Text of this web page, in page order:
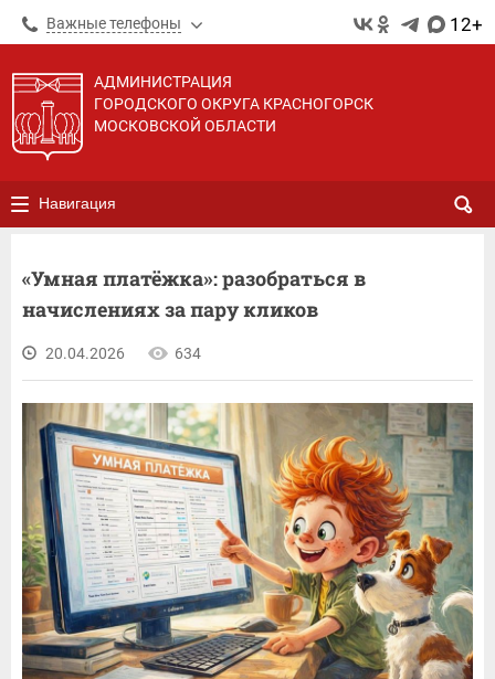
Важные телефоны 12+
АДМИНИСТРАЦИЯ
ГОРОДСКОГО ОКРУГА КРАСНОГОРСК
МОСКОВСКОЙ ОБЛАСТИ
Навигация
«Умная платёжка»: разобраться в
начислениях за пару кликов
20.04.2026 634